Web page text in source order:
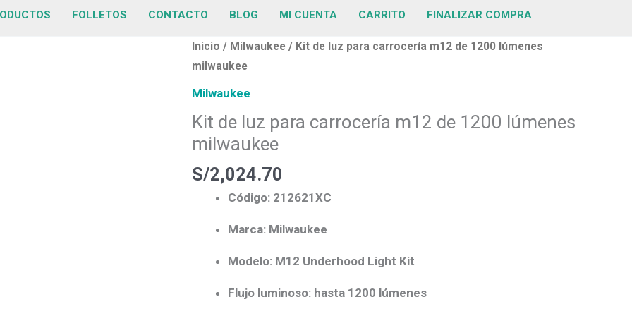
FOLLETOS CONTACTO BLOG MI CUENTA CARRITO FINALIZAR COMPRA
Inicio / Milwaukee / Kit de luz para carrocería m12 de 1200 lúmenes
milwaukee
Milwaukee
Kit de luz para carrocería m12 de 1200 lúmenes
milwaukee
S/2,024.70
Código: 212621XC
Marca: Milwaukee
Modelo: M12 Underhood Light Kit
Flujo luminoso: hasta 1200 lúmenes
Kit
de
luz
carrocería
m12
de
1200
lúmenes
milwaukee